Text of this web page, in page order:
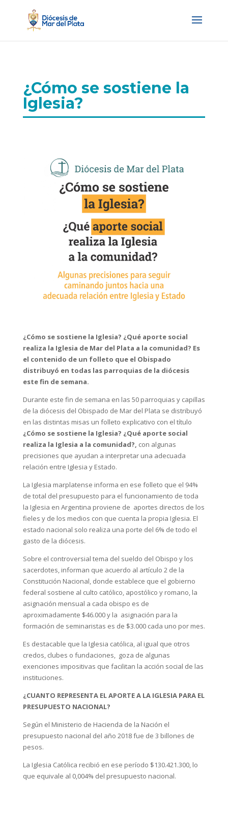
¿Cómo se sostiene la
Iglesia?
¿Cómo se sostiene la Iglesia? ¿Qué aporte social
realiza la Iglesia de Mar del Plata a la comunidad? Es
el contenido de un folleto que el Obispado
distribuyó en todas las parroquias de la diócesis
este fin de semana.
Durante este fin de semana en las 50 parroquias y capillas
de la diócesis del Obispado de Mar del Plata se distribuyó
en las distintas misas un folleto explicativo con el título
¿Cómo se sostiene la Iglesia? ¿Qué aporte social
realiza la Iglesia a la comunidad?, con algunas
precisiones que ayudan a interpretar una adecuada
relación entre Iglesia y Estado.
La Iglesia marplatense informa en ese folleto que el 94%
de total del presupuesto para el funcionamiento de toda
la Iglesia en Argentina proviene de aportes directos de los
fieles y de los medios con que cuenta la propia Iglesia. El
estado nacional solo realiza una porte del 6% de todo el
gasto de la diócesis.
Sobre el controversial tema del sueldo del Obispo y los
sacerdotes, informan que acuerdo al artículo 2 de la
Constitución Nacional, donde establece que el gobierno
federal sostiene al culto católico, apostólico y romano, la
asignación mensual a cada obispo es de
aproximadamente $46.000 y la asignación para la
formación de seminaristas es de $3.000 cada uno por mes.
Es destacable que la Iglesia católica, al igual que otros
credos, clubes o fundaciones, goza de algunas
exenciones impositivas que facilitan la acción social de las
instituciones.
¿CUANTO REPRESENTA EL APORTE A LA IGLESIA PARA EL
PRESUPUESTO NACIONAL?
Según el Ministerio de Hacienda de la Nación el
presupuesto nacional del año 2018 fue de 3 billones de
pesos.
La Iglesia Católica recibió en ese período $130.421.300, lo
que equivale al 0,004% del presupuesto nacional.